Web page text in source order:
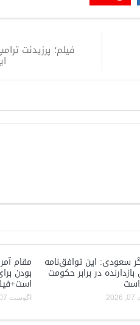
فیلم؛ پرزیدنت
سعودی: این توافق‌نامه
در برابر حکومت
است
مقام
بودن
آگوست 07, 2026